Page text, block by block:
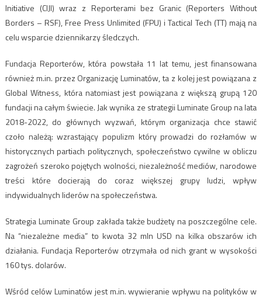
Initiative (CIJI) wraz z Reporterami bez Granic (Reporters Without
Borders – RSF), Free Press Unlimited (FPU) i Tactical Tech (TT) mają na
celu wsparcie dziennikarzy śledczych.
Fundacja Reporterów, która powstała 11 lat temu, jest finansowana
również m.in. przez Organizację Luminatów, ta z kolej jest powiązana z
Global Witness, która natomiast jest powiązana z większą grupą 120
fundacji na całym świecie. Jak wynika ze strategii Luminate Group na lata
2018-2022, do głównych wyzwań, którym organizacja chce stawić
czoło należą: wzrastający populizm który prowadzi do rozłamów w
historycznych partiach politycznych, społeczeństwo cywilne w obliczu
zagrożeń szeroko pojętych wolności, niezależność mediów, narodowe
treści które docierają do coraz większej grupy ludzi, wpływ
indywidualnych liderów na społeczeństwa.
Strategia Luminate Group zakłada także budżety na poszczególne cele.
Na “niezależne media” to kwota 32 mln USD na kilka obszarów ich
działania. Fundacja Reporterów otrzymała od nich grant w wysokości
160 tys. dolarów.
Wśród celów Luminatów jest m.in. wywieranie wpływu na polityków w